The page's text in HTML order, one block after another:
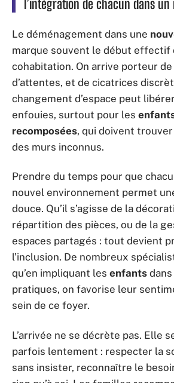
l’intégration de chacun dans
Le déménagement dans une
marque souvent le début effectif
cohabitation. On arrive porteur
d’attentes, et de cicatrices
changement d’espace peut
enfouies, surtout pour les
recomposées, qui doivent
des murs inconnus.
Prendre du temps pour que
nouvel environnement permet
douce. Qu’il s’agisse de la
répartition des pièces, ou de la
espaces partagés : tout devient
l’inclusion. De nombreux
qu’en impliquant les enfants
pratiques, on favorise leur
sein de ce foyer.
L’arrivée ne se décrète pas. Elle
parfois lentement : respecter la
sans insister, reconnaître le